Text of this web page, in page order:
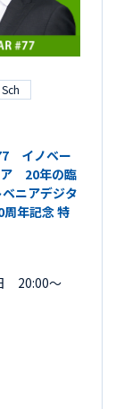
Sch
イノベー
ア 20年の臨
ニアデジタ
年記念 特
20:00～